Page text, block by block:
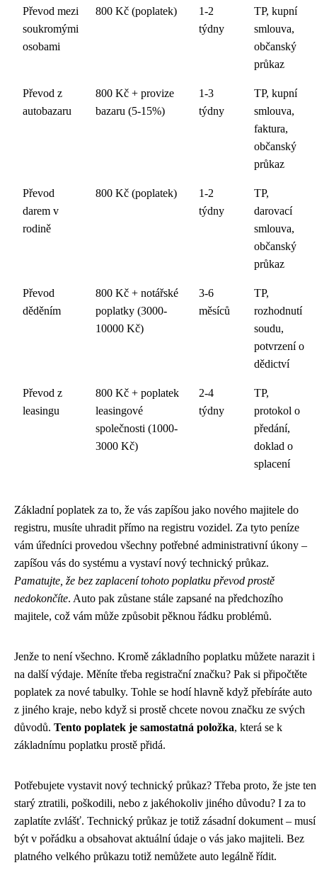
Převod mezi
soukromými
osobami
800 Kč (poplatek)
1-2
týdny
TP, kupní
smlouva,
občanský
průkaz
Převod z
autobazaru
800 Kč + provize
bazaru (5-15%)
1-3
týdny
TP, kupní
smlouva,
faktura,
občanský
průkaz
Převod
darem v
rodině
800 Kč (poplatek)
1-2
týdny
TP,
darovací
smlouva,
občanský
průkaz
Převod
děděním
800 Kč + notářské
poplatky (3000-
10000 Kč)
3-6
měsíců
TP,
rozhodnutí
soudu,
potvrzení o
dědictví
Převod z
leasingu
800 Kč + poplatek
leasingové
společnosti (1000-
3000 Kč)
2-4
týdny
TP,
protokol o
předání,
doklad o
splacení
Základní poplatek za to, že vás zapíšou jako nového majitele do
registru, musíte uhradit přímo na registru vozidel. Za tyto peníze
vám úředníci provedou všechny potřebné administrativní úkony –
zapíšou vás do systému a vystaví nový technický průkaz.
Pamatujte, že bez zaplacení tohoto poplatku převod prostě
nedokončíte. Auto pak zůstane stále zapsané na předchozího
majitele, což vám může způsobit pěknou řádku problémů.
Jenže to není všechno. Kromě základního poplatku můžete narazit i
na další výdaje. Měníte třeba registrační značku? Pak si připočtěte
poplatek za nové tabulky. Tohle se hodí hlavně když přebíráte auto
z jiného kraje, nebo když si prostě chcete novou značku ze svých
důvodů. Tento poplatek je samostatná položka, která se k
základnímu poplatku prostě přidá.
Potřebujete vystavit nový technický průkaz? Třeba proto, že jste ten
starý ztratili, poškodili, nebo z jakéhokoliv jiného důvodu? I za to
zaplatíte zvlášť. Technický průkaz je totiž zásadní dokument – musí
být v pořádku a obsahovat aktuální údaje o vás jako majiteli. Bez
platného velkého průkazu totiž nemůžete auto legálně řídit.